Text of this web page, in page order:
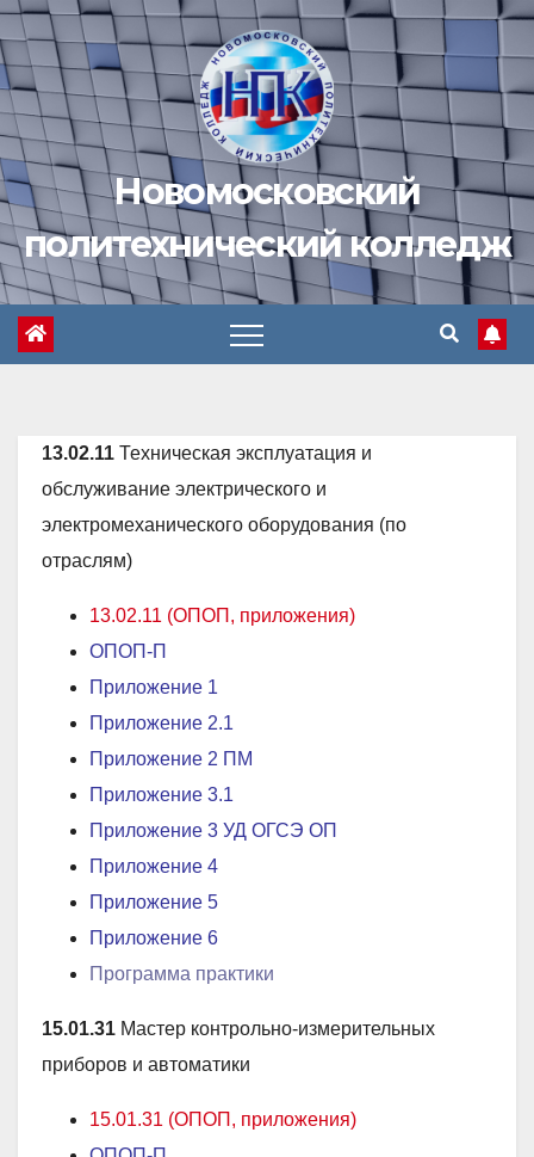
Перейти
к
содержимому
Новомосковский
политехнический колледж
13.02.11 Техническая эксплуатация и
обслуживание электрического и
электромеханического оборудования (по
отраслям)
13.02.11 (ОПОП, приложения)
ОПОП-П
Приложение 1
Приложение 2.1
Приложение 2 ПМ
Приложение 3.1
Приложение 3 УД ОГСЭ ОП
Приложение 4
Приложение 5
Приложение 6
Программа практики
15.01.31 Мастер контрольно-измерительных
приборов и автоматики
15.01.31 (ОПОП, приложения)